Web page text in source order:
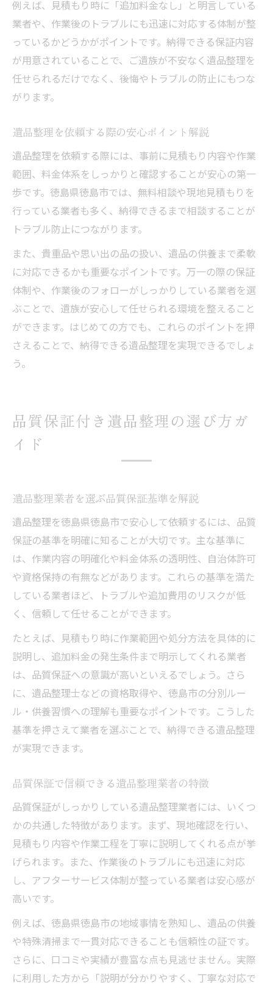
例えば、見積もり時に「追加料金なし」と明言している
業者や、作業後のトラブルにも迅速に対応する体制が整
っているかどうかがポイントです。納得できる保証内容
が用意されていることで、ご遺族が不安なく遺品整理を
任せられるだけでなく、後悔やトラブルの防止にもつな
がります。
遺品整理を依頼する際の安心ポイント解説
遺品整理を依頼する際には、事前に見積もり内容や作業
範囲、料金体系をしっかりと確認することが安心の第一
歩です。徳島県徳島市では、無料相談や現地見積もりを
行っている業者も多く、納得できるまで相談することが
トラブル防止につながります。
また、貴重品や思い出の品の扱い、遺品の供養まで柔軟
に対応できるかも重要なポイントです。万一の際の保証
体制や、作業後のフォローがしっかりしている業者を選
ぶことで、遺族が安心して任せられる環境を整えること
ができます。はじめての方でも、これらのポイントを押
さえることで、納得できる遺品整理を実現できるでしょ
う。
品質保証付き遺品整理の選び方ガ
イド
遺品整理業者を選ぶ品質保証基準を解説
遺品整理を徳島県徳島市で安心して依頼するには、品質
保証の基準を明確に知ることが大切です。主な基準に
は、作業内容の明確化や料金体系の透明性、自治体許可
や資格保持の有無などがあります。これらの基準を満た
している業者ほど、トラブルや追加費用のリスクが低
く、信頼して任せることができます。
たとえば、見積もり時に作業範囲や処分方法を具体的に
説明し、追加料金の発生条件まで明示してくれる業者
は、品質保証への意識が高いといえるでしょう。さら
に、遺品整理士などの資格取得や、徳島市の分別ルー
ル・供養習慣への理解も重要なポイントです。こうした
基準を押さえて業者を選ぶことで、納得できる遺品整理
が実現できます。
品質保証で信頼できる遺品整理業者の特徴
品質保証がしっかりしている遺品整理業者には、いくつ
かの共通した特徴があります。まず、現地確認を行い、
見積もり内容や作業工程を丁寧に説明してくれる点が挙
げられます。また、作業後のトラブルにも迅速に対応
し、アフターサービス体制が整っている業者は安心感が
高いです。
例えば、徳島県徳島市の地域事情を熟知し、遺品の供養
や特殊清掃まで一貫対応できることも信頼性の証です。
さらに、口コミや実績が豊富な点も見逃せません。実際
に利用した方から「説明が分かりやすく、丁寧な対応で